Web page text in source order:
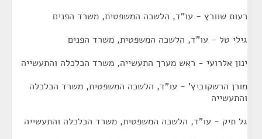
רעות שוורץ - עו"ד, הלשכה המשפטית, משרד הפנים
גילי טל - עו"ד, הלשכה המשפטית, משרד הפנים
ינון אלרועי - ראש מערך התעשייה, משרד הכלכלה והתעשייה
מורן הרשקוביץ' - עו"ד, הלשכה המשפטית, משרד הכלכלה
והתעשייה
גל תיק - עו"ד, הלשכה המשפטית, משרד הכלכלה והתעשייה